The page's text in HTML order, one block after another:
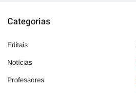
Categorias
Editais
Notícias
Professores